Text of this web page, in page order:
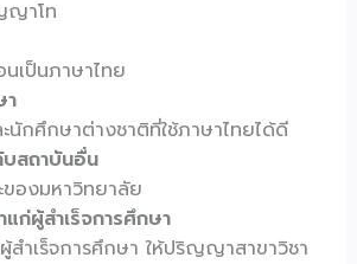
ญาโท
เป็นภาษาไทย
า
นักศึกษาต่างชาติที่ใช้ภาษาไทยได้ดี
สถาบันอื่น
ของมหาวิทยาลัย
ก่ผู้สำเร็จการศึกษา
ำเร็จการศึกษา ให้ปริญญาสาขาวิชา